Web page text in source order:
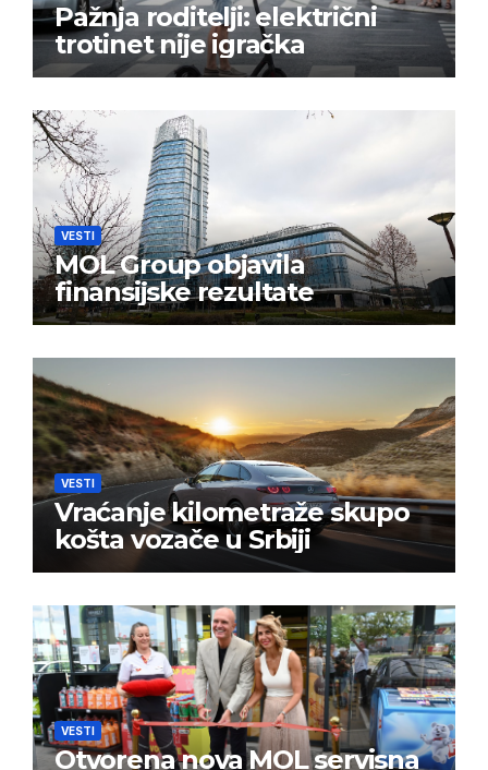
Pažnja roditelji: električni
trotinet nije igračka
VESTI
MOL Group objavila
finansijske rezultate
VESTI
Vraćanje kilometraže skupo
košta vozače u Srbiji
VESTI
Otvorena nova MOL servisna